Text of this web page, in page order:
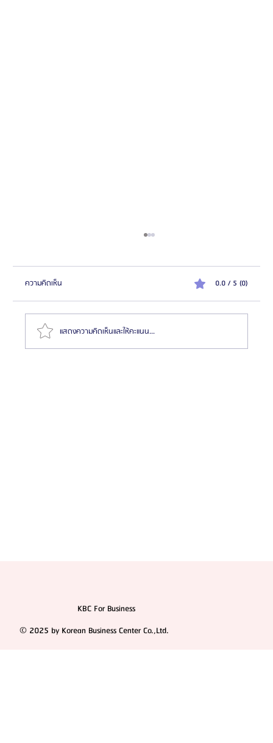
ความคิดเห็น 0.0 / 5 (0)
แสดงความคิดเห็นและให้คะแนน...
KBC For Business
© 2025 by Korean Business Center Co.,Ltd.